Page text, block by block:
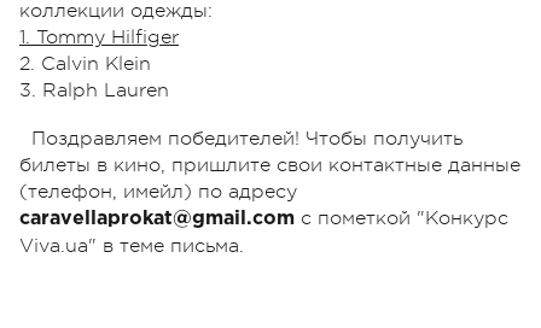
коллекции одежды:
1. Tommy Hilfiger
2. Calvin Klein
3. Ralph Lauren
Поздравляем победителей! Чтобы получить
билеты в кино, пришлите свои контактные данные
(телефон, имейл) по адресу
caravellaprokat@gmail.com с пометкой "Конкурс
Viva.ua" в теме письма.